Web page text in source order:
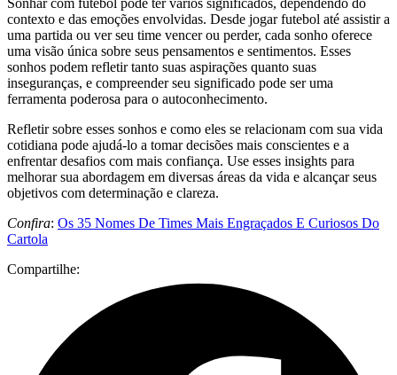
Sonhar com futebol pode ter vários significados, dependendo do
contexto e das emoções envolvidas. Desde jogar futebol até assistir a
uma partida ou ver seu time vencer ou perder, cada sonho oferece
uma visão única sobre seus pensamentos e sentimentos. Esses
sonhos podem refletir tanto suas aspirações quanto suas
inseguranças, e compreender seu significado pode ser uma
ferramenta poderosa para o autoconhecimento.
Refletir sobre esses sonhos e como eles se relacionam com sua vida
cotidiana pode ajudá-lo a tomar decisões mais conscientes e a
enfrentar desafios com mais confiança. Use esses insights para
melhorar sua abordagem em diversas áreas da vida e alcançar seus
objetivos com determinação e clareza.
Confira: Os 35 Nomes De Times Mais Engraçados E Curiosos Do
Cartola
Compartilhe: